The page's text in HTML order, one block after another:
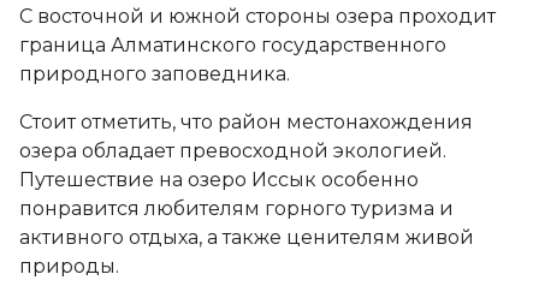
С восточной и южной стороны озера проходит
граница Алматинского государственного
природного заповедника.
Стоит отметить, что район местонахождения
озера обладает превосходной экологией.
Путешествие на озеро Иссык особенно
понравится любителям горного туризма и
активного отдыха, а также ценителям живой
природы.